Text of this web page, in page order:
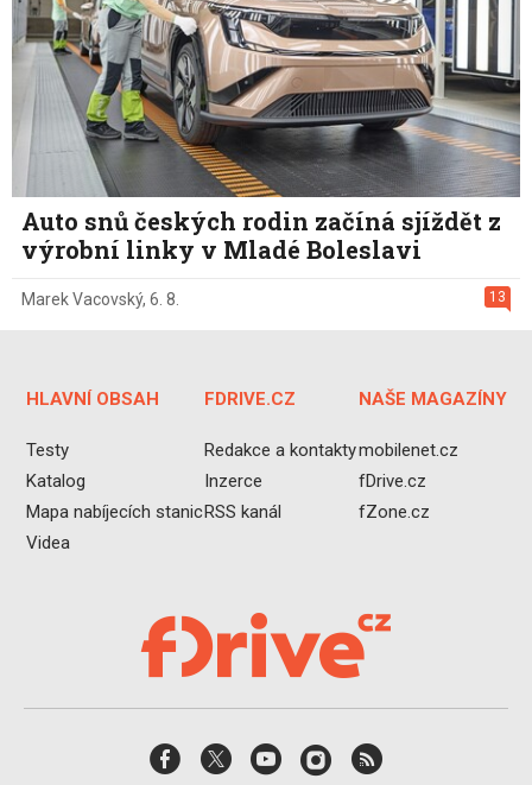
Auto snů českých rodin začíná sjíždět z
výrobní linky v Mladé Boleslavi
13
Marek Vacovský, 6. 8.
HLAVNÍ OBSAH
Testy
Katalog
Mapa nabíjecích stanic
Videa
FDRIVE.CZ
Redakce a kontakty
Inzerce
RSS kanál
NAŠE MAGAZÍNY
mobilenet.cz
fDrive.cz
fZone.cz